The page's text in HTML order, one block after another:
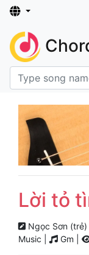
Lời tỏ
Ngọc Sơn (trẻ)
Music |
Gm |